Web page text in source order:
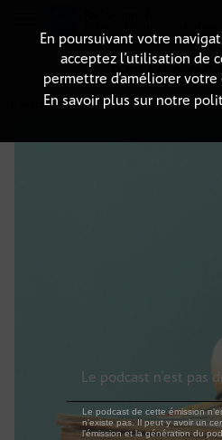
DÉTAILS DE
11 septembre 2021à 5h00, durée : Invalid date
En poursuivant votre
acceptez l’utilisation de
permettre d’améliorer
En savoir plus sur notre
Le podcast n'est pas
Le podcast de cette émission
n'existe pas. Il peut y avoir un
l'émission et la génération du